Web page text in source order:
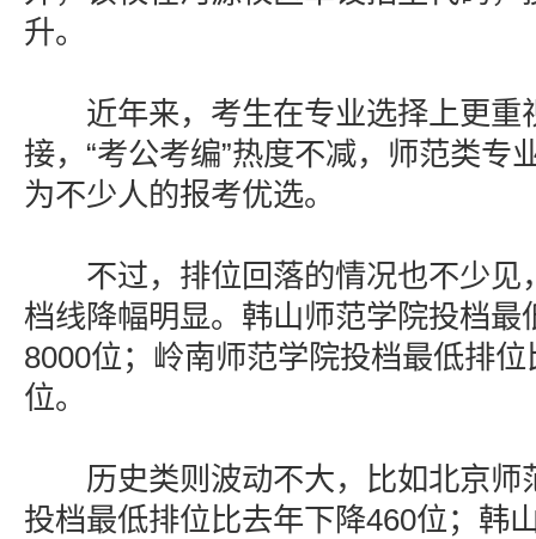
升。
近年来，考生在专业选择上更重
接，“考公考编”热度不减，师范类专
为不少人的报考优选。
不过，排位回落的情况也不少见
档线降幅明显。韩山师范学院投档最
8000位；岭南师范学院投档最低排
位。
历史类则波动不大，比如北京师
投档最低排位比去年下降460位；韩